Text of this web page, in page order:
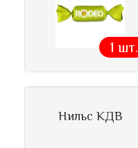
1 шт.
Нильс КДВ